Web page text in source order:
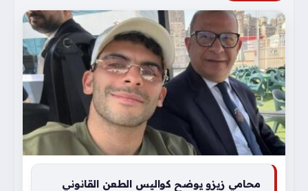
محامي زيزو يوضح كواليس الطعن القانوني